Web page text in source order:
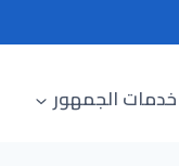
خدمات الجمهور